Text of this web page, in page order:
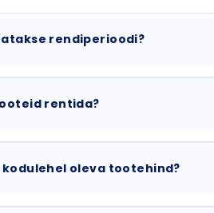
rendiperioodi?
rentida?
kodulehel oleva tootehind?